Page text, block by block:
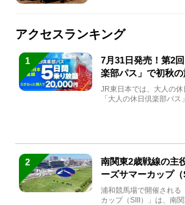
アクセスランキング
1
7月31日発売！第2
楽部パス」で初秋
JR東日本では、大人の
「大人の休日倶楽部パ
2
南関東2歳戦線の主
ーズサマーカップ
馬と見どころをチ
浦和競馬場で開催される
カップ（SIII）」は、南